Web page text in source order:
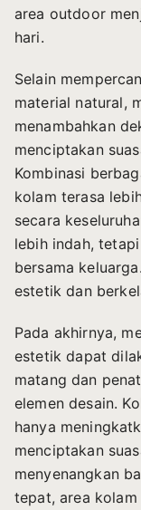
area outdoor
hari.
Selain
material natural,
menambahkan
menciptakan
Kombinasi
kolam terasa
secara
lebih indah,
bersama
estetik dan
Pada akhirnya,
estetik dapat
matang dan
elemen desain.
hanya
menciptakan
menyenangkan
tepat, area